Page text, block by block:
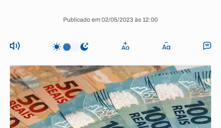
Publicado em 02/05/2023 às 12:00